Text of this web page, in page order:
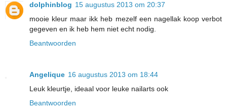
dolphinblog 15 augustus 2013 om 20:37
mooie kleur maar ikk heb mezelf een nagellak koop verbot
gegeven en ik heb hem niet echt nodig.
Beantwoorden
Angelique 16 augustus 2013 om 18:44
Leuk kleurtje, ideaal voor leuke nailarts ook
Beantwoorden